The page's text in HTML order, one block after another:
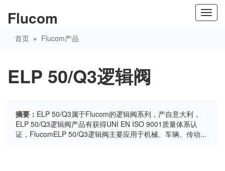
Flucom
首页 » Flucom产品
ELP 50/Q3逻辑阀
摘要： ELP 50/Q3属于Flucom的逻辑阀系列，产自意大利，
ELP 50/Q3逻辑阀产品有获得UNI EN ISO 9001质量体系认
证，FlucomELP 50/Q3逻辑阀主要应用于机械、车辆、传动...